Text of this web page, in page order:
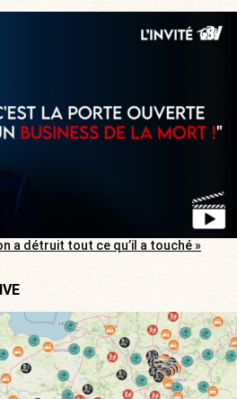
a détruit tout ce qu’il a touché »